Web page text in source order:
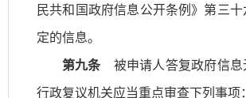
民共和国政府信息公开条例》第三
定的信息。
第九条被申请人答复政府信息
行政复议机关应当重点审查下列事项：